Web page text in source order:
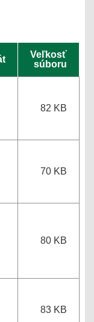
Veľkosť
súboru
82 KB
70 KB
80 KB
83 KB